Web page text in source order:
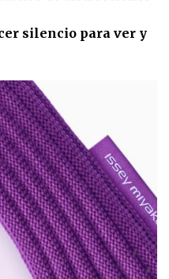
silencio para ver y